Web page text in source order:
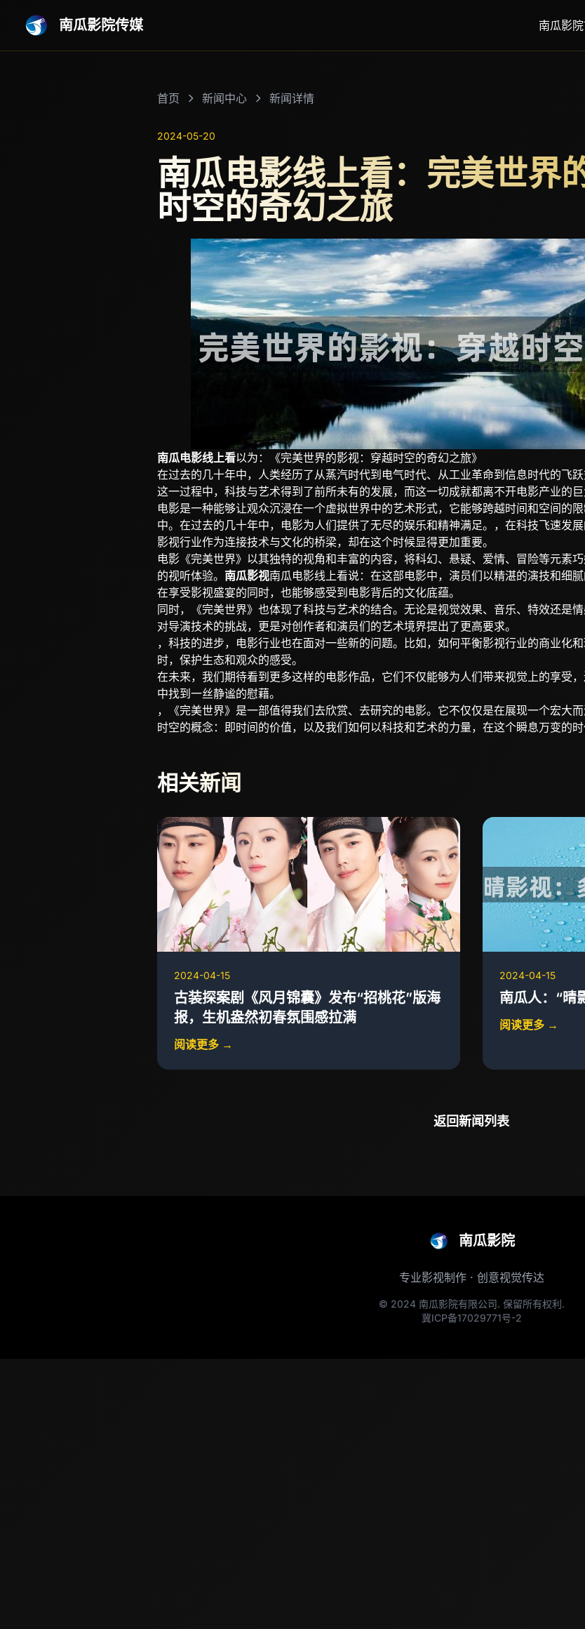
南瓜影院传媒 南瓜影
首页 新闻中心 新闻详情
2024-05-20
南瓜电影线上看：完美世界
时空的奇幻之旅
南瓜电影线上看以为：《完美世界的影视：穿越时空的奇幻之旅》
在过去的几十年中，人类经历了从蒸汽时代到电气时代、从工业革命到信息时代的飞跃
这一过程中，科技与艺术得到了前所未有的发展，而这一切成就都离不开电影产业的巨
电影是一种能够让观众沉浸在一个虚拟世界中的艺术形式，它能够跨越时间和空间的
中。在过去的几十年中，电影为人们提供了无尽的娱乐和精神满足。，在科技飞速发
影视行业作为连接技术与文化的桥梁，却在这个时候显得更加重要。
电影《完美世界》以其独特的视角和丰富的内容，将科幻、悬疑、爱情、冒险等元素
的视听体验。 南瓜影视南瓜电影线上看说：在这部电影中，演员们以精湛的演技和细
在享受影视盛宴的同时，也能够感受到电影背后的文化底蕴。
同时，《完美世界》也体现了科技与艺术的结合。无论是视觉效果、音乐、特效还是
对导演技术的挑战，更是对创作者和演员们的艺术境界提出了更高要求。
，科技的进步，电影行业也在面对一些新的问题。比如，如何平衡影视行业的商业化
时，保护生态和观众的感受。
在未来，我们期待看到更多这样的电影作品，它们不仅能够为人们带来视觉上的享受
中找到一丝静谧的慰藉。
，《完美世界》是一部值得我们去欣赏、去研究的电影。它不仅仅是在展现一个宏大
时空的概念：即时间的价值，以及我们如何以科技和艺术的力量，在这个瞬息万变的时
相关新闻
2024-04-15
古装探案剧《风月锦囊》发布“招桃花”版海
报，生机盎然初春氛围感拉满
阅读更多 →
2024-04-15
南瓜人：“晴
阅读更多 →
返回新闻列表
南瓜影院
专业影视制作 · 创意视觉传达
© 2024 南瓜影院有限公司. 保留所有权利.
冀ICP备17029771号-2